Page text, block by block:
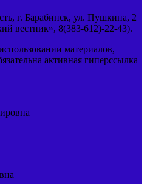
г. Барабинск, ул. Пушкина, 2
вестник», 8(383-612)-22-43).
материалов,
активная гиперссылка